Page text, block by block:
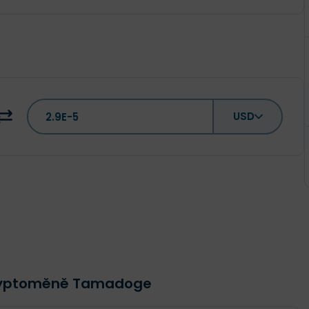
USD
Tamadoge